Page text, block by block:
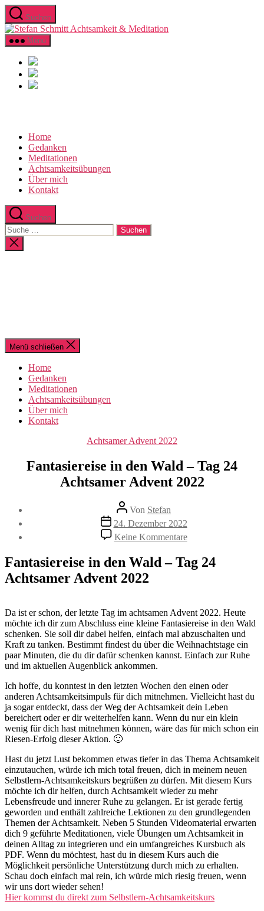
Direkt
zum
Inhalt
wechseln
Suchen
Menü
Home
Gedanken
Meditationen
Achtsamkeitsübungen
Über mich
Kontakt
Suchen
Suche
nach:
Suche
schließen
Menü schließen
Home
Gedanken
Meditationen
Achtsamkeitsübungen
Über mich
Kontakt
Kategorien
Achtsamer Advent 2022
Fantasiereise in den Wald – Tag 24
Achtsamer Advent 2022
Beitragsautor
Von Stefan
Beitragsdatum
24. Dezember 2022
Keine Kommentarezu
Fantasiereise
den
24
Achtsamer
Advent
2022
Fantasiereise in den Wald – Tag 24
Achtsamer Advent 2022
Da ist er schon, der letzte Tag im achtsamen Advent 2022. Heute
möchte ich dir zum Abschluss eine kleine Fantasiereise in den Wald
schenken. Sie soll dir dabei helfen, einfach mal abzuschalten und
Kraft zu tanken. Bestimmt findest du über die Weihnachtstage ein
paar Minuten, die du dir dafür schenken kannst. Einfach zur Ruhe
und im aktuellen Augenblick ankommen.
Ich hoffe, du konntest in den letzten Wochen den einen oder
anderen Achtsamkeitsimpuls für dich mitnehmen. Vielleicht hast du
ja sogar entdeckt, dass der Weg der Achtsamkeit dein Leben
bereichert oder er dir weiterhelfen kann. Wenn du nur ein klein
wenig für dich hast mitnehmen können, wäre das für mich schon ein
Riesen-Erfolg dieser Aktion. 🙂
Hast du jetzt Lust bekommen etwas tiefer in das Thema Achtsamkeit
einzutauchen, würde ich mich total freuen, dich in meinem neuen
Selbstlern-Achtsamkeitskurs begrüßen zu dürfen. Mit diesem Kurs
möchte ich dir helfen, durch Achtsamkeit wieder zu mehr
Lebensfreude und innerer Ruhe zu gelangen. Er ist gerade fertig
geworden und enthält zahlreiche Lektionen zu den grundlegenden
Themen der Achtsamkeit. Neben 5 Stunden Videomaterial erwarten
dich 9 geführte Meditationen, viele Übungen um Achtsamkeit in
deinen Alltag zu integrieren und ein umfangreiches Kursbuch als
PDF. Wenn du möchtest, hast du in diesem Kurs auch die
Möglichkeit persönliche Unterstützung durch mich zu erhalten.
Schau doch einfach mal rein, ich würde mich riesig freuen, wenn
wir uns dort wieder sehen!
Hier kommst du direkt zum Selbstlern-Achtsamkeitskurs